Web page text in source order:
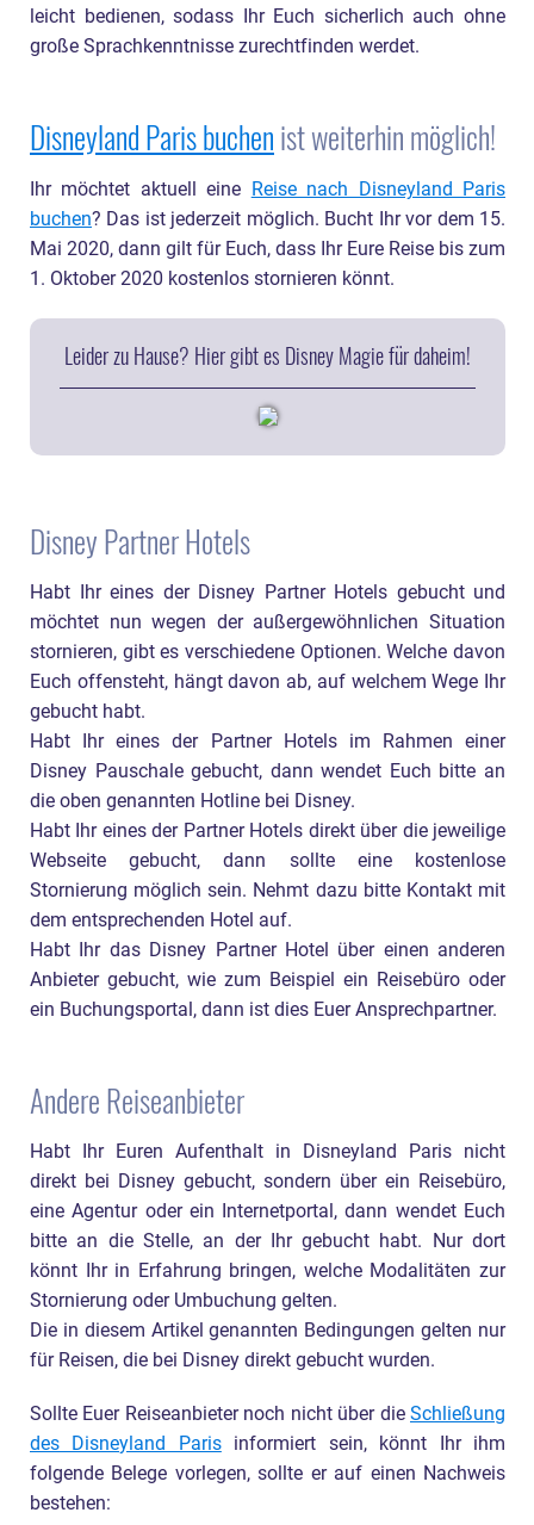
leicht bedienen, sodass Ihr Euch sicherlich auch ohne
große Sprachkenntnisse zurechtfinden werdet.
Disneyland Paris buchenist weiterhin möglich!
Ihr möchtet aktuell eine
Reise nach Disneyland Paris
buchen? Das ist jederzeit möglich. Bucht Ihr vor dem 15.
Mai 2020, dann gilt für Euch, dass Ihr Eure Reise bis zum
1. Oktober 2020 kostenlos stornieren könnt.
Leider zu Hause? Hier gibt es Disney Magie für daheim!
Disney Partner Hotels
Habt Ihr eines der Disney Partner Hotels gebucht und
möchtet nun wegen der außergewöhnlichen Situation
stornieren, gibt es verschiedene Optionen. Welche davon
Euch offensteht, hängt davon ab, auf welchem Wege Ihr
gebucht habt.
Habt Ihr eines der Partner Hotels im Rahmen einer
Disney Pauschale gebucht, dann wendet Euch bitte an
die oben genannten Hotline bei Disney.
Habt Ihr eines der Partner Hotels direkt über die jeweilige
Webseite gebucht, dann sollte eine kostenlose
Stornierung möglich sein. Nehmt dazu bitte Kontakt mit
dem entsprechenden Hotel auf.
Habt Ihr das Disney Partner Hotel über einen anderen
Anbieter gebucht, wie zum Beispiel ein Reisebüro oder
ein Buchungsportal, dann ist dies Euer Ansprechpartner.
Andere Reiseanbieter
Habt Ihr Euren Aufenthalt in Disneyland Paris nicht
direkt bei Disney gebucht, sondern über ein Reisebüro,
eine Agentur oder ein Internetportal, dann wendet Euch
bitte an die Stelle, an der Ihr gebucht habt. Nur dort
könnt Ihr in Erfahrung bringen, welche Modalitäten zur
Stornierung oder Umbuchung gelten.
Die in diesem Artikel genannten Bedingungen gelten nur
für Reisen, die bei Disney direkt gebucht wurden.
Sollte Euer Reiseanbieter noch nicht über die Schließung
des Disneyland Parisinformiert sein, könnt Ihr ihm
folgende Belege vorlegen, sollte er auf einen Nachweis
bestehen: